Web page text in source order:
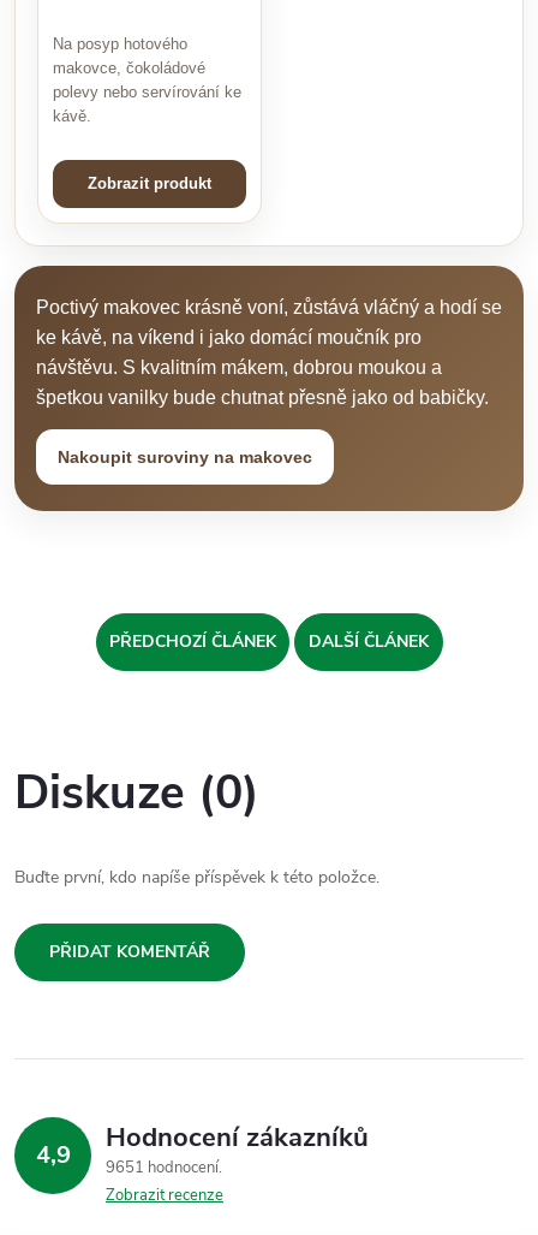
Na posyp hotového
makovce, čokoládové
polevy nebo servírování ke
kávě.
Zobrazit produkt
Poctivý makovec krásně voní, zůstává vláčný a hodí se
ke kávě, na víkend i jako domácí moučník pro
návštěvu. S kvalitním mákem, dobrou moukou a
špetkou vanilky bude chutnat přesně jako od babičky.
Nakoupit suroviny na makovec
PŘEDCHOZÍ ČLÁNEK DALŠÍ ČLÁNEK
Diskuze (0)
Buďte první, kdo napíše příspěvek k této položce.
PŘIDAT KOMENTÁŘ
4,9 Hodnocení zákazníků
9651 hodnocení
Zobrazit recenze